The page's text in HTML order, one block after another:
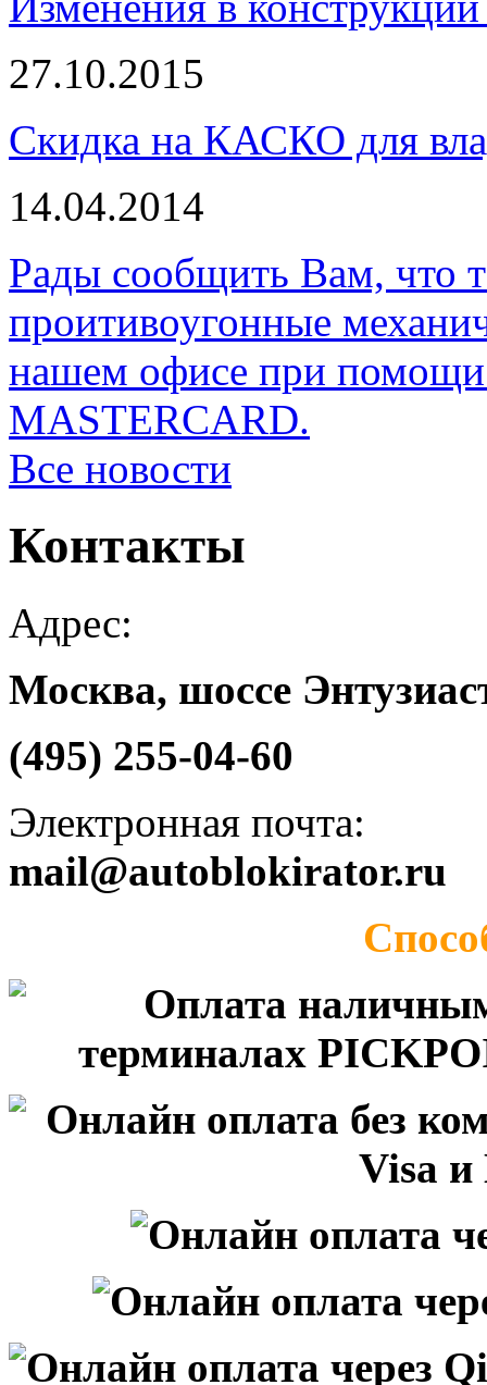
27.10.2015
Скидка на КАСКО для
14.04.2014
Рады сообщить Вам, что
проитивоугонные
нашем офисе при помощи
MASTERCARD.
Все новости
Контакты
Адрес:
Москва, шоссе
(495) 255-04-60
Электронная почта:
mail@autoblokirator.ru